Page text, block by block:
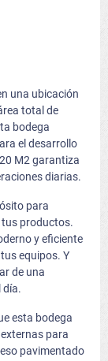
una ubicación
total de
bodega
el desarrollo
M2 garantiza
diarias.
para
productos.
y eficiente
equipos. Y
de una
día.
esta bodega
para
pavimentado